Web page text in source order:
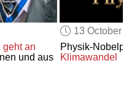
COLORS
geht an
und aus
13 October
Physik-
Klimawandel